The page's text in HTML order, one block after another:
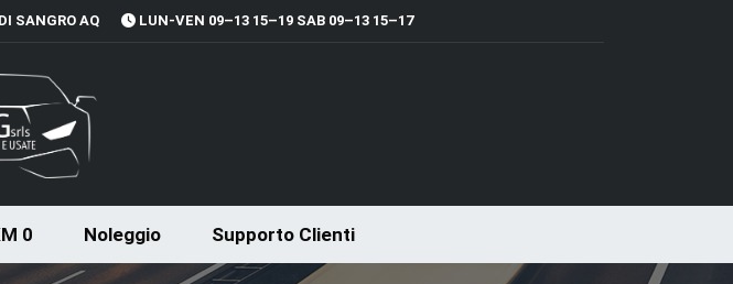
LUN-VEN 09–13 15–19 SAB 09–13 15–17
SANGRO AQ
0 Noleggio Supporto Clienti